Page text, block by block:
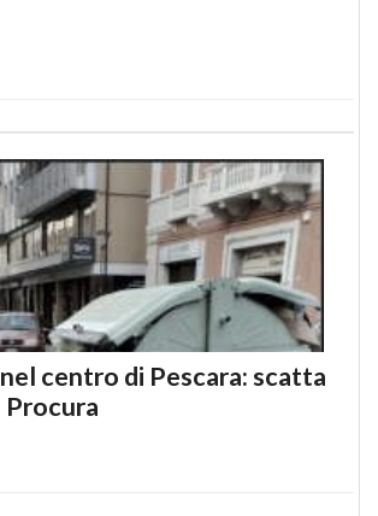
centro di Pescara: scatta